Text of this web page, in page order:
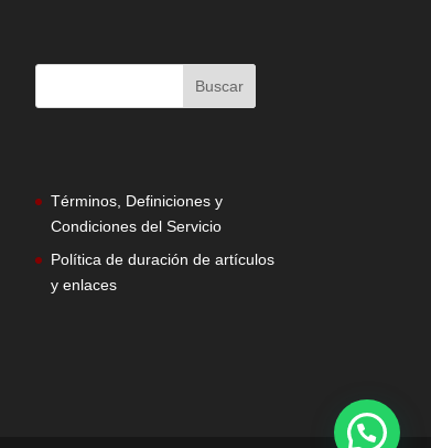
Términos, Definiciones y
Condiciones del Servicio
Política de duración de artículos
y enlaces